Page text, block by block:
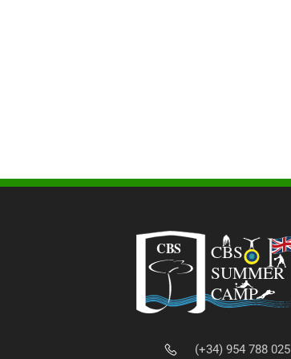
(+34) 954 788 025